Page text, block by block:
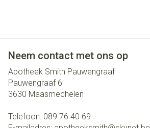
Neem contact met ons op
Apotheek Smith Pauwengraaf
Pauwengraaf 6
3630 Maasmechelen
Telefoon: 089 76 40 69